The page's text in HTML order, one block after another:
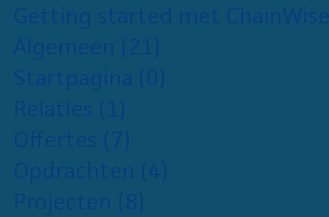
Getting started met ChainWise
Algemeen (21)
Startpagina (0)
Relaties (1)
Offertes (7)
Opdrachten (4)
Projecten (8)